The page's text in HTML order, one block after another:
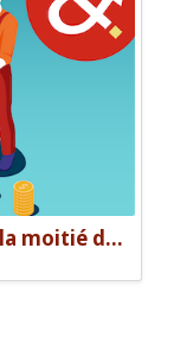
Bonne nouvelle ! Ne payez que la moitié de votre facture.